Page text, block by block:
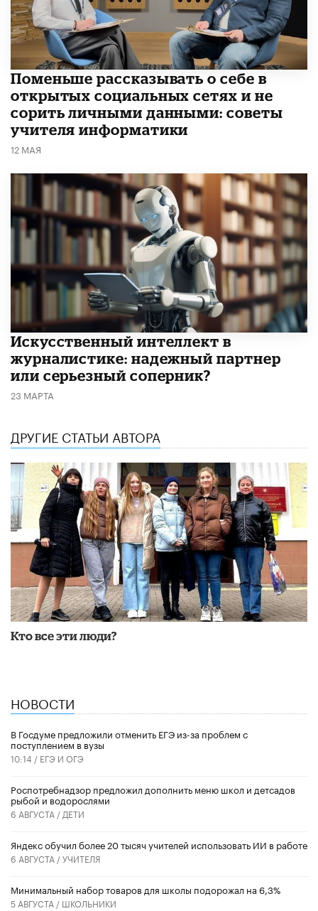
Поменьше рассказывать о себе в
открытых социальных сетях и не
сорить личными данными: советы
учителя информатики
12 МАЯ
Искусственный интеллект в
журналистике: надежный партнер
или серьезный соперник?
23 МАРТА
ДРУГИЕ СТАТЬИ АВТОРА
Кто все эти люди?
НОВОСТИ
В Госдуме предложили отменить ЕГЭ из-за проблем с
поступлением в вузы
10:14 / ЕГЭ И ОГЭ
Роспотребнадзор предложил дополнить меню школ и детсадов
рыбой и водорослями
6 АВГУСТА / ДЕТИ
​Яндекс обучил более 20 тысяч учителей использовать ИИ в работе
6 АВГУСТА /УЧИТЕЛЯ
Минимальный набор товаров для школы подорожал на 6,3%
5 АВГУСТА / ШКОЛЬНИКИ